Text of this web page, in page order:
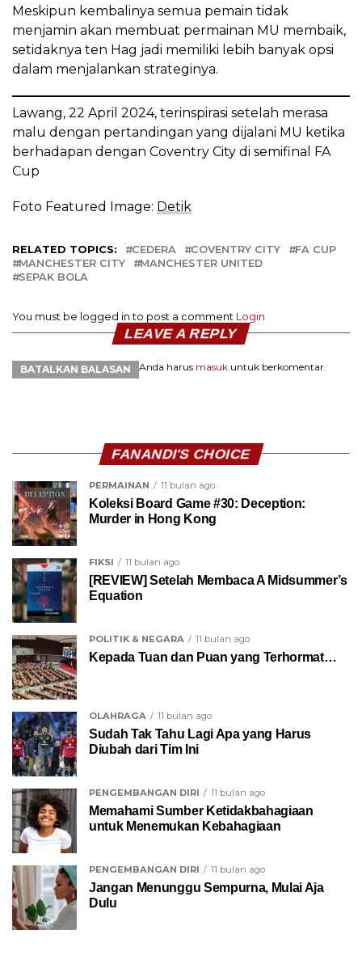
Meskipun kembalinya semua pemain tidak
menjamin akan membuat permainan MU membaik,
setidaknya ten Hag jadi memiliki lebih banyak opsi
dalam menjalankan strateginya.
Lawang, 22 April 2024, terinspirasi setelah merasa
malu dengan pertandingan yang dijalani MU ketika
berhadapan dengan Coventry City di semifinal FA
Cup
Foto Featured Image: Detik
RELATED TOPICS: CEDERA COVENTRY CITY
FA CUP
MANCHESTER CITY
MANCHESTER UNITED
SEPAK BOLA
You must be logged in to post a comment Login
LEAVE A REPLY
BATALKAN BALASAN Anda harus masuk untuk berkomentar.
FANANDI'S CHOICE
PERMAINAN 11 bulan ago
Koleksi Board Game #30: Deception:
Murder in Hong Kong
FIKSI 11 bulan ago
[REVIEW] Setelah Membaca A Midsummer’s
Equation
POLITIK & NEGARA 11 bulan ago
Kepada Tuan dan Puan yang Terhormat…
OLAHRAGA 11 bulan ago
Sudah Tak Tahu Lagi Apa yang Harus
Diubah dari Tim Ini
PENGEMBANGAN DIRI 11 bulan ago
Memahami Sumber Ketidakbahagiaan
untuk Menemukan Kebahagiaan
PENGEMBANGAN DIRI 11 bulan ago
Jangan Menunggu Sempurna, Mulai Aja
Dulu